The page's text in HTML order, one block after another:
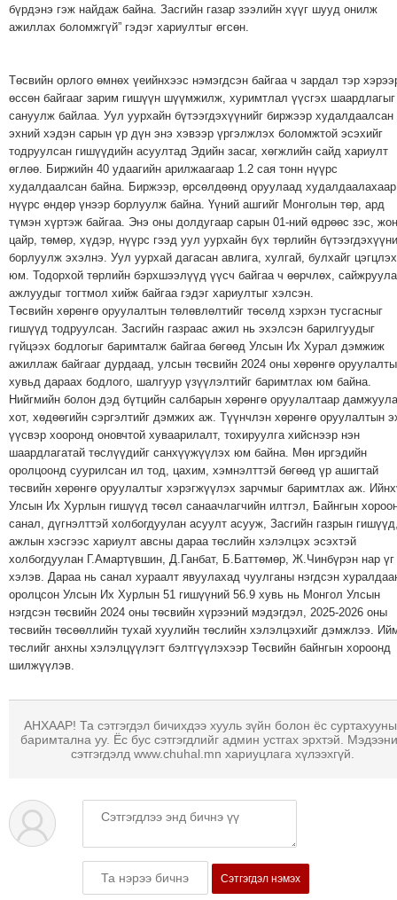
бүрдэнэ гэж найдаж байна. Засгийн газар зээлийн хүүг шууд онилж
ажиллах боломжгүй” гэдэг хариултыг өгсөн.
Төсвийн орлого өмнөх үеийнхээс нэмэгдсэн байгаа ч зардал тэр
өссөн байгааг зарим гишүүн шүүмжилж, хуримтлал үүсгэх шаардлагыг
сануулж байлаа. Уул уурхайн бүтээгдэхүүнийг биржээр худалдаалсан
эхний хэдэн сарын үр дүн энэ хэвээр үргэлжлэх боломжтой эсэхийг
тодруулсан гишүүдийн асуултад Эдийн засаг, хөгжлийн сайд хариулт
өглөө. Биржийн 40 удаагийн арилжаагаар 1.2 сая тонн нүүрс
худалдаалсан байна. Биржээр, өрсөлдөөнд оруулаад худалдаалахаар
нүүрс өндөр үнээр борлуулж байна. Үүний ашгийг Монголын төр, ард
түмэн хүртэж байгаа. Энэ оны долдугаар сарын 01-ний өдрөөс зэс,
цайр, төмөр, хүдэр, нүүрс гээд уул уурхайн бүх төрлийн
борлуулж эхэлнэ. Уул уурхай дагасан авлига, хулгай, булхайг цэгцлэх
юм. Тодорхой төрлийн бэрхшээлүүд үүсч байгаа ч өөрчлөх,
ажлуудыг тогтмол хийж байгаа гэдэг хариултыг хэлсэн.
Төсвийн хөрөнгө оруулалтын төлөвлөлтийг төсөлд хэрхэн тусгасныг
гишүүд тодруулсан. Засгийн газраас ажил нь эхэлсэн барилгуудыг
гүйцээх бодлогыг баримталж байгаа бөгөөд Улсын Их Хурал дэмжиж
ажиллаж байгааг дурдаад, улсын төсвийн 2024 оны хөрөнгө
хувьд дараах бодлого, шалгуур үзүүлэлтийг баримтлах юм байна.
Нийгмийн болон дэд бүтцийн салбарын хөрөнгө оруулалтаар
хот, хөдөөгийн сэргэлтийг дэмжих аж. Түүнчлэн хөрөнгө оруулалтын
үүсвэр хооронд оновчтой хуваарилалт, тохируулга хийснээр нэн
шаардлагатай төслүүдийг санхүүжүүлэх юм байна. Мөн иргэдийн
оролцоонд суурилсан ил тод, цахим, хэмнэлттэй бөгөөд үр ашигтай
төсвийн хөрөнгө оруулалтыг хэрэгжүүлэх зарчмыг баримтлах аж.
Улсын Их Хурлын гишүүд төсөл санаачлагчийн илтгэл, Байнгын
санал, дүгнэлттэй холбогдуулан асуулт асууж, Засгийн газрын
ажлын хэсгээс хариулт авсны дараа төслийн хэлэлцэх эсэхтэй
холбогдуулан Г.Амартүвшин, Д.Ганбат, Б.Баттөмөр, Ж.Чинбүрэн нар үг
хэлэв. Дараа нь санал хураалт явуулахад чуулганы нэгдсэн
оролцсон Улсын Их Хурлын 51 гишүүний 56.9 хувь нь Монгол Улсын
нэгдсэн төсвийн 2024 оны төсвийн хүрээний мэдэгдэл, 2025-2026 оны
төсвийн төсөөллийн тухай хуулийн төслийн хэлэлцэхийг дэмжлээ.
төслийг анхны хэлэлцүүлэгт бэлтгүүлэхээр Төсвийн байнгын хороонд
шилжүүлэв.
АНХААР! Та сэтгэгдэл бичихдээ хууль зүйн болон ёс
баримтална уу. Ёс бус сэтгэгдлийг админ устгах эрхтэй.
сэтгэгдэлд www.chuhal.mn хариуцлага хүлээхгүй.
Сэтгэгдэл нэмэх